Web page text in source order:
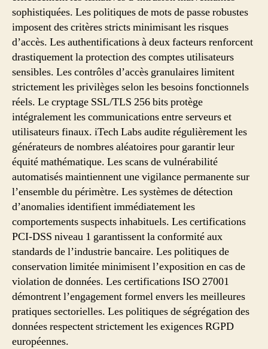
sophistiquées. Les politiques de mots de passe robustes
imposent des critères stricts minimisant les risques
d’accès. Les authentifications à deux facteurs renforcent
drastiquement la protection des comptes utilisateurs
sensibles. Les contrôles d’accès granulaires limitent
strictement les privilèges selon les besoins fonctionnels
réels. Le cryptage SSL/TLS 256 bits protège
intégralement les communications entre serveurs et
utilisateurs finaux. iTech Labs audite régulièrement les
générateurs de nombres aléatoires pour garantir leur
équité mathématique. Les scans de vulnérabilité
automatisés maintiennent une vigilance permanente sur
l’ensemble du périmètre. Les systèmes de détection
d’anomalies identifient immédiatement les
comportements suspects inhabituels. Les certifications
PCI-DSS niveau 1 garantissent la conformité aux
standards de l’industrie bancaire. Les politiques de
conservation limitée minimisent l’exposition en cas de
violation de données. Les certifications ISO 27001
démontrent l’engagement formel envers les meilleures
pratiques sectorielles. Les politiques de ségrégation des
données respectent strictement les exigences RGPD
européennes.